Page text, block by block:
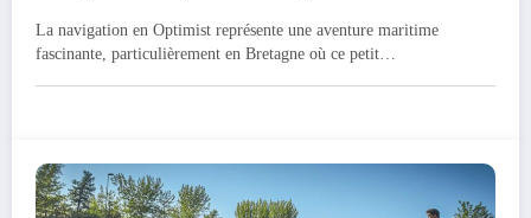
d’occasion en Bretagne
La navigation en Optimist représente une aventure maritime
fascinante, particulièrement en Bretagne où ce petit…